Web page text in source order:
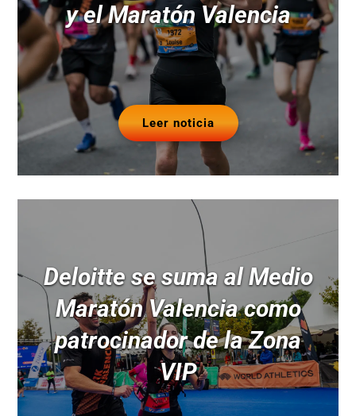
y el Maratón Valencia
Leer noticia
Deloitte se suma al Medio
Maratón Valencia como
patrocinador de la Zona
VIP